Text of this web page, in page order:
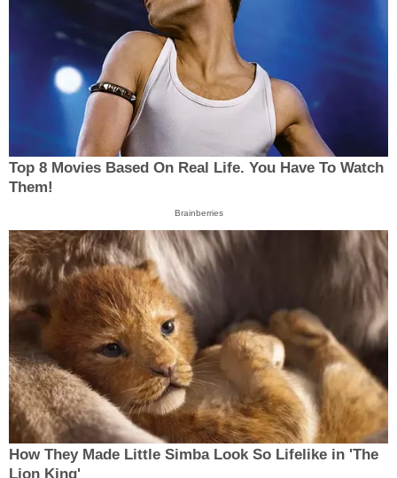
Top 8 Movies Based On Real Life. You Have To Watch
Them!
Brainberries
How They Made Little Simba Look So Lifelike in 'The
Lion King'